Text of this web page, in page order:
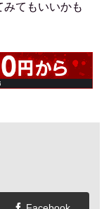
てもいいかも